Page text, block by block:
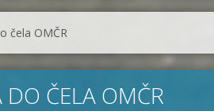
čela OMČR
DO ČELA OMČR